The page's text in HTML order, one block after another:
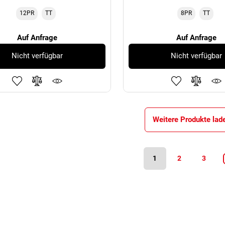
12PR TT
Auf Anfrage
Nicht verfügbar
8PR TT
Auf Anfrage
Nicht verfügbar
Weitere Produkte
1 2 3